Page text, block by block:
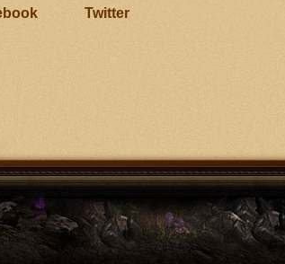
Twitter